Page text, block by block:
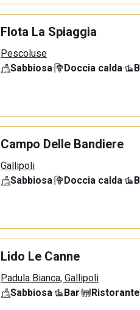
Flota La Spiaggia
Pescoluse
Sabbiosa· Doccia calda·
Campo Delle Bandiere
Gallipoli
Sabbiosa· Doccia calda·
Lido Le Canne
Padula Bianca, Gallipoli
Sabbiosa· Bar· Ristorante